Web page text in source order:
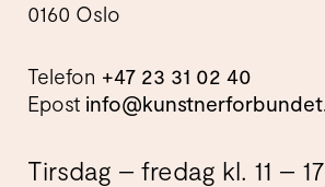
0160 Oslo
Telefon +47 23 31 02 40
Epost
Tirsdag – fredag kl. 11 – 17